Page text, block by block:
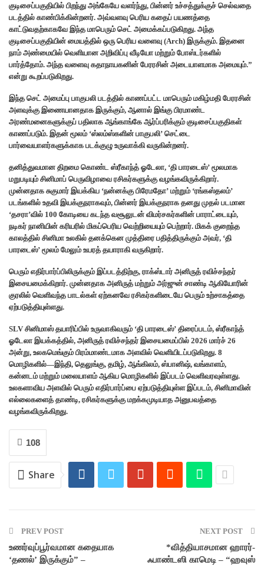
குடிசைப்பகுதியில் பிறந்து அங்கேயே வளர்ந்து, பின்னர் உச்சத்துக்குச் செல்வதை
படத்தில் காண்பிக்கின்றனர். அவ்வளவு பெரிய கதைப் பயணத்தை
காட்டுவதற்காகவே இந்த மாபெரும் செட் அமைக்கப்படுகிறது. அந்த
குடிசைப்பகுதியின் மையத்தில் ஒரு பெரிய வளைவு (Arch) இருக்கும். இதனை
நாம் அண்மையில் வெளியான அறிவிப்பு வீடியோ மற்றும் போஸ்டர்களில்
பார்த்தோம். அந்த வளைவு கதாநாயகனின் பேரரசின் அடையாளமாக அமையும்.”
என்று கூறப்படுகிறது.
இந்த செட் அமைப்பு பாகுபலி படத்தில் காணப்பட்ட மாபெரும் மகிழ்மதி பேரரசின்
அளவுக்கு இணையானதாக இருக்கும், ஆனால் இங்கு பிரமாண்ட
அரண்மனைகளுக்குப் பதிலாக ஆங்காங்கே ஆர்ப்பரிக்கும் குடிசைப்பகுதிகள்
காணப்படும். இதன் மூலம் ‘ஸ்லம்ஸ்களின் பாகுபலி’ செட்டை
பார்வையாளர்களுக்காக படக்குழு உருவாக்கி வருகின்றனர்.
தனித்துவமான திறமை கொண்ட ஸ்ரீகாந்த் ஓடேலா, ‘தி பாரடைஸ்’ மூலமாக
மறுபடியும் சினிமாப் பெருவிழாவை ரசிகர்களுக்கு வழங்கவிருக்கிறார்.
முன்னதாக சுகுமார் இயக்கிய ‘நன்னக்கு பிரேமதோ’ மற்றும் ‘ரங்கஸ்தலம்’
படங்களில் உதவி இயக்குநராகவும், பின்னர் இயக்குநராக தனது முதல் படமான
‘தசரா’வில் 100 கோடியை கடந்த வசூலுடன் விமர்சகர்களின் பாராட்டையும்,
நடிகர் நானியின் கரியரில் மிகப்பெரிய வெற்றியையும் பெற்றார். மிகக் குறைந்த
காலத்தில் சினிமா உலகில் தனக்கென முத்திரை பதித்திருக்கும் அவர், ‘தி
பாரடைஸ்’ மூலம் மேலும் உயரத் தயாராகி வருகிறார்.
பெரும் எதிர்பார்ப்பிலிருக்கும் இப்படத்திற்கு, ராக்ஸ்டார் அனிருத் ரவிச்சந்தர்
இசையமைக்கிறார். முன்னதாக அனிருத் மற்றும் அர்ஜுன் சாண்டி ஆகியோரின்
குரலில் வெளிவந்த பாடல்கள் ஏற்கனவே ரசிகர்களிடையே பெரும் உற்சாகத்தை
ஏற்படுத்தியுள்ளது.
SLV சினிமாஸ் தயாரிப்பில் உருவாகிவரும் ‘தி பாரடைஸ்’ திரைப்படம், ஸ்ரீகாந்த்
ஓடேலா இயக்கத்தில், அனிருத் ரவிச்சந்தர் இசையமைப்பில் 2026 மார்ச் 26
அன்று, உலகமெங்கும் பிரம்மாண்டமாக அளவில் வெளியிடப்படுகிறது. 8
மொழிகளில்—இந்தி, தெலுங்கு, தமிழ், ஆங்கிலம், ஸ்பானிஷ், வங்காளம்,
கன்னடம் மற்றும் மலையாளம் ஆகிய மொழிகளில் இப்படம் வெளிவரவுள்ளது.
உலகளாவிய அளவில் பெரும் எதிர்பார்ப்பை ஏற்படுத்தியுள்ள இப்படம், சினிமாவின்
எல்லைகளைத் தாண்டி, ரசிகர்களுக்கு மறக்கமுடியாத அனுபவத்தை
வழங்கவிருக்கிறது.
108
Share
PREV POST
உணர்வுப்பூர்வமான கதையாக
‘தணல்’ இருக்கும்” –
NEXT POST
*வித்தியாசமான ஹாரர்-
ஃபாண்டஸி காமெடி – “ஹவுஸ்